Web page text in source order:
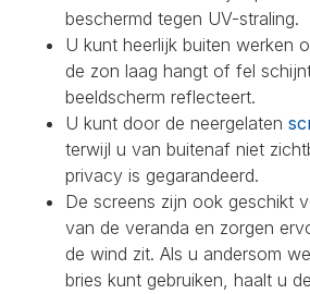
beschermd tegen UV-straling.
U kunt heerlijk buiten werken
de zon laag hangt of fel
beeldscherm reflecteert.
U kunt door de neergelaten
terwijl u van buitenaf niet
privacy is gegarandeerd.
De screens zijn ook geschikt
van de veranda en zorgen
de wind zit. Als u andersom
bries kunt gebruiken, haalt u